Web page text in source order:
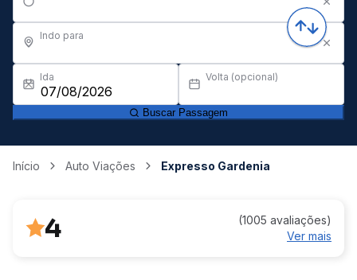
Indo para
Ida Volta (opcional)
Buscar Passagem
Início Auto Viações Expresso Gardenia
4
(1005 avaliações)
Ver mais